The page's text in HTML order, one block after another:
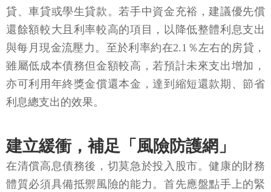
貸、車貸或學生貸款。若手中資金充裕，建議優先償
還餘額較大且利率較高的項目，以降低整體利息支出
與每月現金流壓力。至於利率約在2.1％左右的房貸，
雖屬低成本債務但金額較高，若預計未來支出增加，
亦可利用年終獎金償還本金，達到縮短還款期、節省
利息總支出的效果。
建立緩衝，補足「風險防護網」
在清償高息債務後，切莫急於投入股市。健康的財務
體質必須具備抵禦風險的能力。首先應盤點手上的緊